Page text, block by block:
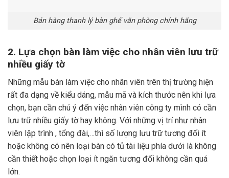
Bán hàng thanh lý bàn ghế văn phòng chính hãng
2. Lựa chọn bàn làm việc cho nhân viên lưu trữ
nhiều giấy tờ
Những mẫu bàn làm việc cho nhân viên trên thị trường hiện
rất đa dạng về kiểu dáng, mẫu mã và kích thước nên khi lựa
chọn, bạn cần chú ý đến việc nhân viên công ty mình có cần
lưu trữ nhiều giấy tờ hay không. Với những vị trí như nhân
viên lập trình , tổng đài,…thì số lượng lưu trữ tương đối ít
hoặc không có nên loại bàn có tủ tài liệu phía dưới là không
cần thiết hoặc chọn loại ít ngăn tương đối không cần quá
lớn.